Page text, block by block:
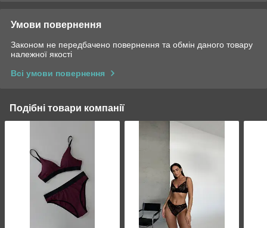
Умови повернення
Законом не передбачено повернення та обмін даного товару
належної якості
Всі умови повернення
Подібні товари компанії